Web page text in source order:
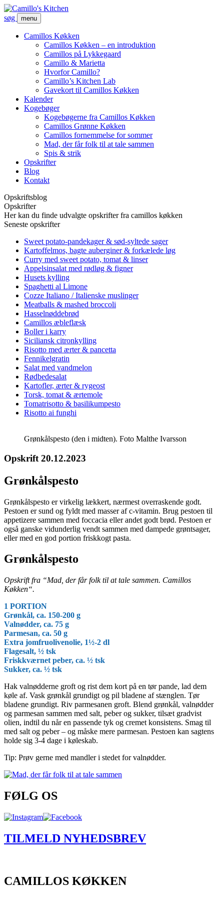
søg menu
Camillos Køkken
Camillos Køkken – en introduktion
Camillos på Lykkegaard
Camillo & Marietta
Hvorfor Camillo?
Camillo’s Kitchen Lab
Gavekort til Camillos Køkken
Kalender
Kogebøger
Kogebøgerne fra Camillos Køkken
Camillos Grønne Køkken
Camillos fornemmelse for sommer
Mad, der får folk til at tale sammen
Spis & strik
Opskrifter
Blog
Kontakt
Opskriftsblog
Opskrifter
Her kan du finde udvalgte opskrifter fra camillos køkken
Seneste opskrifter
Sweet potato-pandekager & sød-syltede sager
Kartoffelmos, bagte auberginer & forkælede løg
Curry med sweet potato, tomat & linser
Appelsinsalat med rødløg & figner
Husets kylling
Spaghetti al Limone
Cozze Italiano / Italienske muslinger
Meatballs & mashed broccoli
Hasselnøddebrød
Camillos æbleflæsk
Boller i karry
Siciliansk citronkylling
Risotto med ærter & pancetta
Fennikelgratin
Salat med vandmelon
Rødbedesalat
Kartofler, ærter & rygeost
Torsk, tomat & ærtemole
Tomatrisotto & basilikumpesto
Risotto ai funghi
Grønkålspesto (den i midten). Foto Malthe Ivarsson
Opskrift 20.12.2023
Grønkålspesto
Grønkålspesto er virkelig lækkert, nærmest overraskende godt.
Pestoen er sund og fyldt med masser af c-vitamin. Brug pestoen til
appetizere sammen med foccacia eller andet godt brød. Pestoen er
også ganske ­vidunderlig vendt sammen med dampede grøntsager,
eller med en god portion friskkogt pasta.
Grønkålspesto
Opskrift fra “Mad, der får folk til at tale sammen. Camillos
Køkken“.
1 PORTION
Grønkål, ca. 150-200 g
Valnødder, ca. 75 g
Parmesan, ca. 50 g
Extra jomfruolivenolie, 1½-2 dl
Flagesalt, ½ tsk
Friskkværnet peber, ca. ½ tsk
Sukker, ca. ½ tsk
Hak valnødderne groft og rist dem kort på en tør pande, lad dem
køle af. Vask grønkål grundigt og pil bladene af stænglen. Tør
bladene grundigt. Riv parmesanen groft. Blend grønkål, valnødder
og parmesan sammen med salt, peber og sukker, tilsæt gradvist
olien, indtil du når en passende tyk og cremet konsistens. Smag til
med salt og peber – og måske mere parmesan. Pestoen kan sagtens
holde sig 3-4 dage i køleskab.
Tip: Prøv gerne med mandler i stedet for valnødder.
FØLG OS
TILMELD NYHEDSBREV
CAMILLOS KØKKEN